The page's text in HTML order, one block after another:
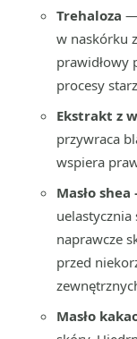
Trehaloza —
w naskórku
prawidłowy
procesy
Ekstrakt z
przywraca
wspiera
Masło
uelastycznia
naprawcze
przed
Masło